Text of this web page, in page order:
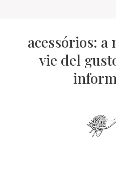
acessórios: a
vie del